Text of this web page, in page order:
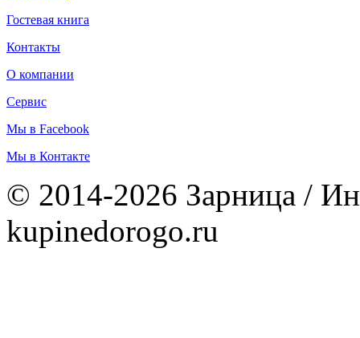
Гостевая книга
Контакты
О компании
Сервис
Мы в Facebook
Мы в Контакте
© 2014-2026 Зарница /
kupinedorogo.ru